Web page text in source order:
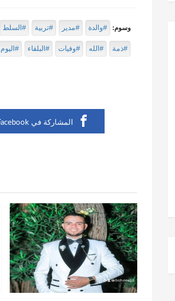
وسوم: #والدة #مدير #تربية #السلط
#ذمة #الله #وفيات #البلقاء #اليوم
المشاركة في Facebook